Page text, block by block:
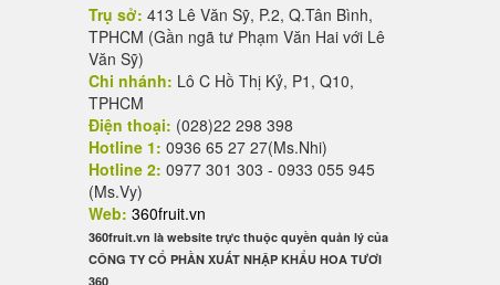
Trụ sở: 413 Lê Văn Sỹ, P.2, Q.Tân Bình,
TPHCM (Gần ngã tư Phạm Văn Hai với Lê
Văn Sỹ)
Chi nhánh: Lô C Hồ Thị Kỷ, P1, Q10,
TPHCM
Điện thoại: (028)22 298 398
Hotline 1: 0936 65 27 27(Ms.Nhi)
Hotline 2: 0977 301 303 - 0933 055 945
(Ms.Vy)
Web: 360fruit.vn
360fruit.vn là website trực thuộc quyền quản lý của
CÔNG TY CỔ PHẦN XUẤT NHẬP KHẨU HOA TƯƠI
360